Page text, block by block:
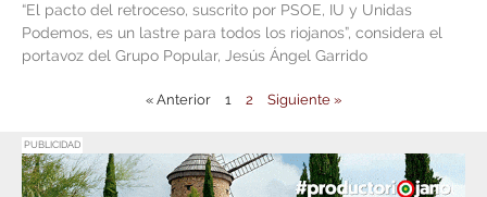
“El pacto del retroceso, suscrito por PSOE, IU y Unidas
Podemos, es un lastre para todos los riojanos”, considera el
portavoz del Grupo Popular, Jesús Ángel Garrido
« Anterior 1 2 Siguiente »
PUBLICIDAD